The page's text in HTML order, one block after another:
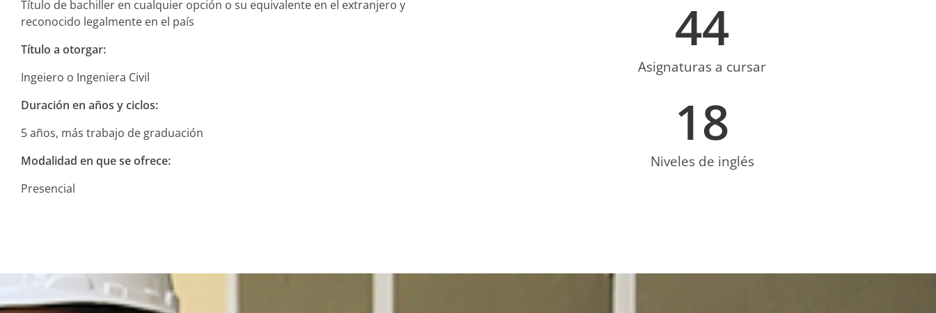
Título de bachiller en cualquier opción o su equivalente en el extranjero y
reconocido legalmente en el país
Título a otorgar:
Ingeiero o Ingeniera Civil
Duración en años y ciclos:
5 años, más trabajo de graduación
Modalidad en que se ofrece:
Presencial
Asignaturas a cursar
44
Niveles de inglés
18